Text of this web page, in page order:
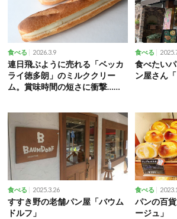
食べる 2026.3.9
連日飛ぶように売れる「ベッカ
ライ徳多朗」のミルククリー
ム。賞味時間の短さに衝撃…！
食べる
食べたい
ン屋さん
食べる 2025.3.26
すすき野の老舗パン屋「バウム
ドルフ」
食べる
パンの百
ージュ」